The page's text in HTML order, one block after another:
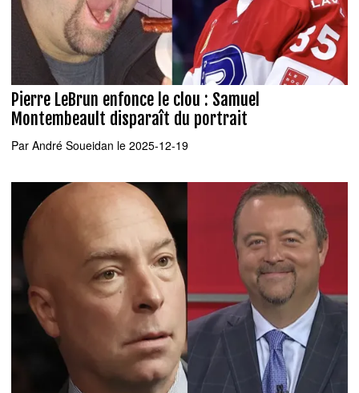
Pierre LeBrun enfonce le clou : Samuel
Montembeault disparaît du portrait
Par André Soueidan le 2025-12-19